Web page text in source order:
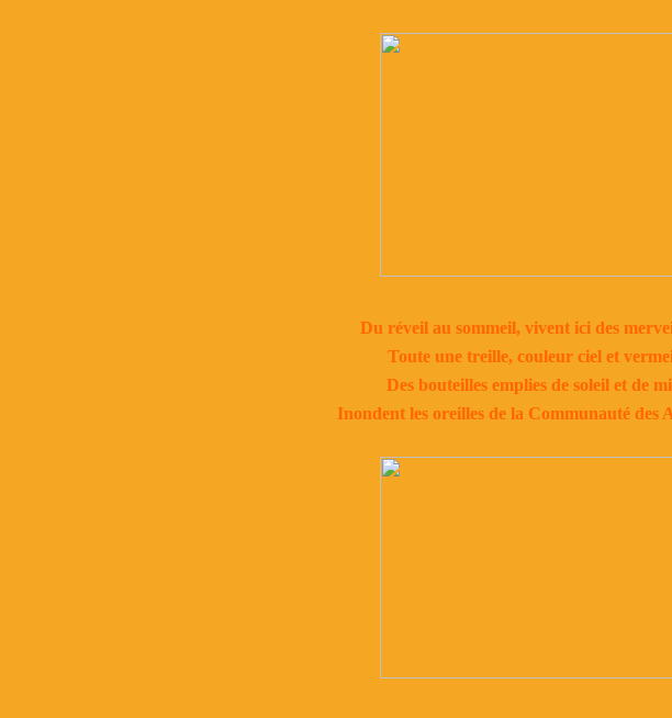
Du réveil au sommeil, vivent ici des
Toute une treille, couleur ciel et
Des bouteilles emplies de soleil et de
Inondent les oreilles de la Communauté des